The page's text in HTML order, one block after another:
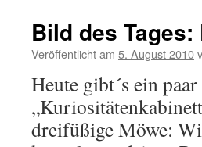
Bild des
Veröffentlicht am 5. August 2010
Heute gibt´s ein
dreifüßige Möwe: